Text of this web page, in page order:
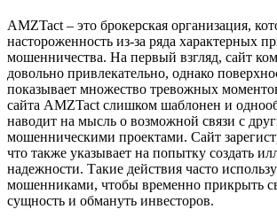
AMZTact – это брокерская организация,
настороженность из-за ряда характерных
мошенничества. На первый взгляд, сайт
довольно привлекательно, однако
показывает множество тревожных
сайта AMZTact слишком шаблонен и
наводит на мысль о возможной связи с
мошенническими проектами. Сайт
что также указывает на попытку создать
надежности. Такие действия часто
мошенниками, чтобы временно прикрыть
сущность и обмануть инвесторов.